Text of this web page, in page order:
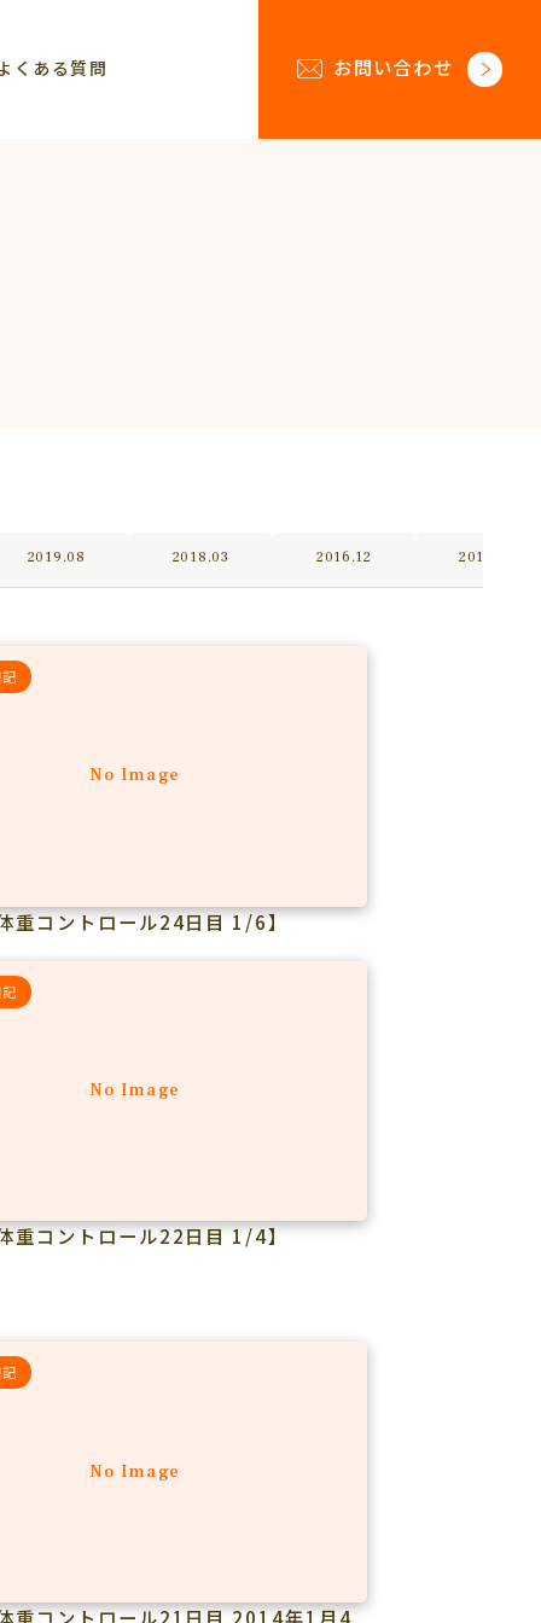
くある質問 お問い合わせ
2019.08 2018.03 2016.12 2016.09
No Image
重コントロール24日目 1/6】
No Image
重コントロール22日目 1/4】
No Image
重コントロール21日目 2014年1月4